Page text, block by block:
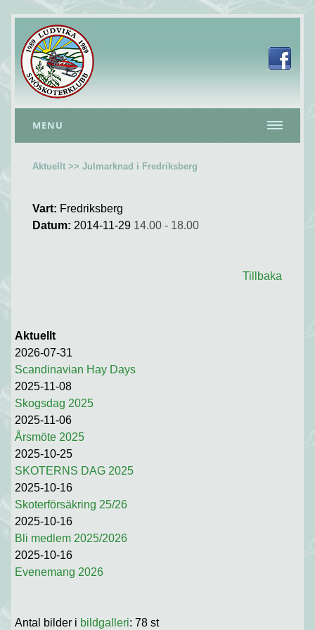
MENU
Aktuellt >> Julmarknad i Fredriksberg
Vart: Fredriksberg
Datum: 2014-11-29 14.00 - 18.00
Tillbaka
Aktuellt
2026-07-31
Scandinavian Hay Days
2025-11-08
Skogsdag 2025
2025-11-06
Årsmöte 2025
2025-10-25
SKOTERNS DAG 2025
2025-10-16
Skoterförsäkring 25/26
2025-10-16
Bli medlem 2025/2026
2025-10-16
Evenemang 2026
Antal bilder i bildgalleri: 78 st